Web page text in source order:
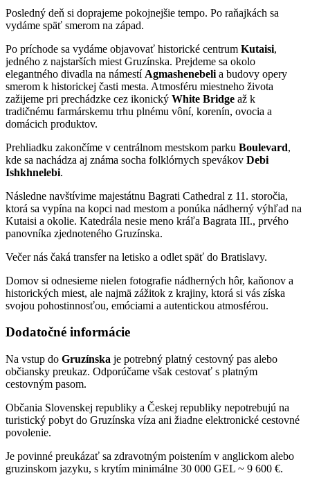
Posledný deň si doprajeme pokojnejšie tempo. Po raňajkách sa
vydáme späť smerom na západ.
Po príchode sa vydáme objavovať historické centrum Kutaisi,
jedného z najstarších miest Gruzínska. Prejdeme sa okolo
elegantného divadla na námestí Agmashenebeli a budovy opery
smerom k historickej časti mesta. Atmosféru miestneho života
zažijeme pri prechádzke cez ikonický White Bridge až k
tradičnému farmárskemu trhu plnému vôní, korenín, ovocia a
domácich produktov.
Prehliadku zakončíme v centrálnom mestskom parku Boulevard,
kde sa nachádza aj známa socha folklórnych spevákov Debi
Ishkhnelebi.
Následne navštívime majestátnu Bagrati Cathedral z 11. storočia,
ktorá sa vypína na kopci nad mestom a ponúka nádherný výhľad na
Kutaisi a okolie. Katedrála nesie meno kráľa Bagrata III., prvého
panovníka zjednoteného Gruzínska.
Večer nás čaká transfer na letisko a odlet späť do Bratislavy.
Domov si odnesieme nielen fotografie nádherných hôr, kaňonov a
historických miest, ale najmä zážitok z krajiny, ktorá si vás získa
svojou pohostinnosťou, emóciami a autentickou atmosférou.
Dodatočné informácie
Na vstup do Gruzínska je potrebný platný cestovný pas alebo
občiansky preukaz. Odporúčame však cestovať s platným
cestovným pasom.
Občania Slovenskej republiky a Českej republiky nepotrebujú na
turistický pobyt do Gruzínska víza ani žiadne elektronické cestovné
povolenie.
Je povinné preukázať sa zdravotným poistením v anglickom alebo
gruzinskom jazyku, s krytím minimálne 30 000 GEL ~ 9 600 €.